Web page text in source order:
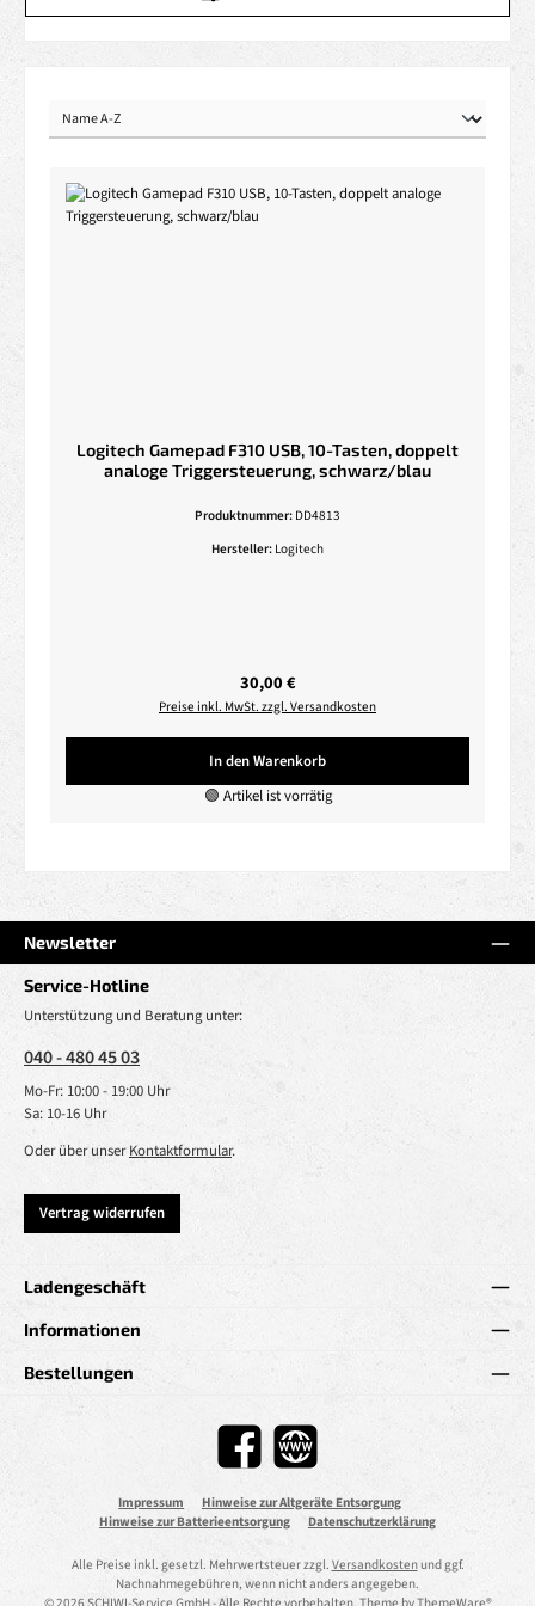
Logitech Gamepad F310 USB, 10-Tasten, doppelt
analoge Triggersteuerung, schwarz/blau
Produktnummer: DD4813
Hersteller: Logitech
Regulärer Preis:
30,00 €
Preise inkl. MwSt. zzgl. Versandkosten
In den Warenkorb
🟢 Artikel ist vorrätig
Newsletter
Service-Hotline
Unterstützung und Beratung unter:
040 - 480 45 03
Mo-Fr: 10:00 - 19:00 Uhr
Sa: 10-16 Uhr
Oder über unserKontaktformular.
Vertrag widerrufen
Ladengeschäft
Informationen
Bestellungen
Facebook Website
Impressum
Hinweise zur Altgeräte Entsorgung
Hinweise zur Batterieentsorgung
Datenschutzerklärung
Alle Preise inkl. gesetzl. Mehrwertsteuer zzgl. Versandkostenund ggf.
Nachnahmegebühren, wenn nicht anders angegeben.